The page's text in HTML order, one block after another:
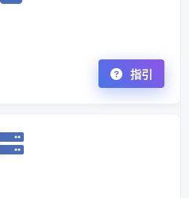
指引